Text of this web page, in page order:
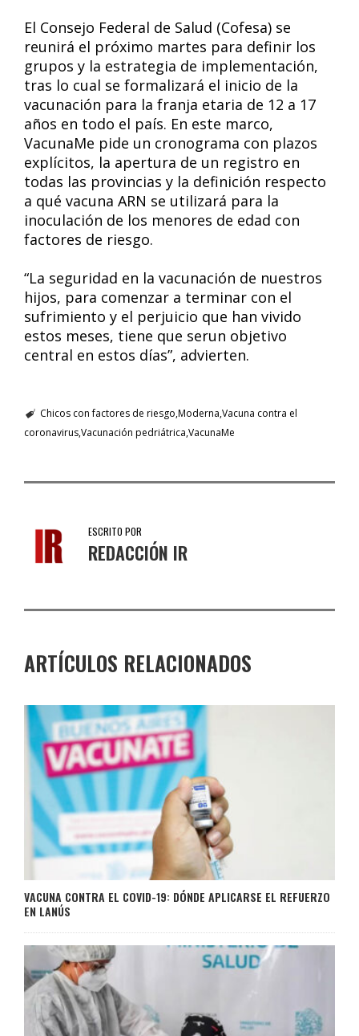
El Consejo Federal de Salud (Cofesa) se
reunirá el próximo martes para definir los
grupos y la estrategia de implementación,
tras lo cual se formalizará el inicio de la
vacunación para la franja etaria de 12 a 17
años en todo el país. En este marco,
VacunaMe pide un cronograma con plazos
explícitos, la apertura de un registro en
todas las provincias y la definición respecto
a qué vacuna ARN se utilizará para la
inoculación de los menores de edad con
factores de riesgo.
“La seguridad en la vacunación de nuestros
hijos, para comenzar a terminar con el
sufrimiento y el perjuicio que han vivido
estos meses, tiene que serun objetivo
central en estos días”, advierten.
Chicos con factores de riesgo Moderna Vacuna contra el
coronavirusVacunación pedriátrica VacunaMe
ESCRITO POR
REDACCIÓN IR
ARTÍCULOS RELACIONADOS
VACUNA CONTRA EL COVID-19: DÓNDE APLICARSE EL REFUERZO
EN LANÚS